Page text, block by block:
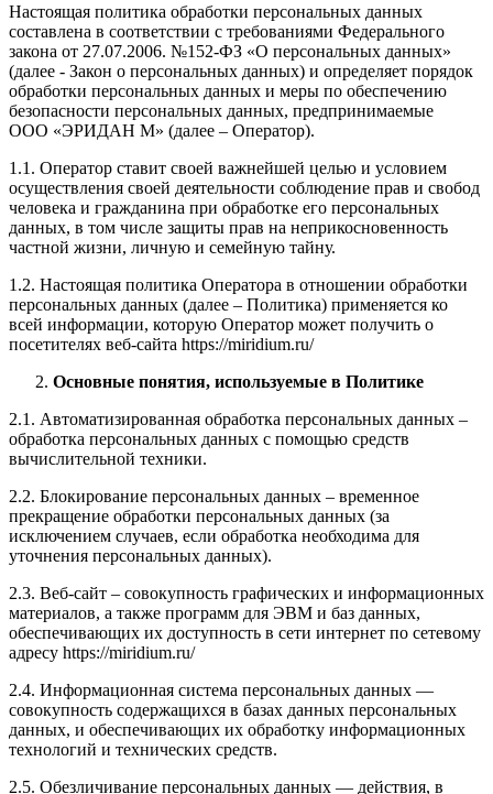
Настоящая политика обработки персональных данных
составлена в соответствии с требованиями Федерального
закона от 27.07.2006. №152-ФЗ «О персональных данных»
(далее - Закон о персональных данных) и определяет порядок
обработки персональных данных и меры по обеспечению
безопасности персональных данных, предпринимаемые
ООО «ЭРИДАН М» (далее – Оператор).
1.1. Оператор ставит своей важнейшей целью и условием
осуществления своей деятельности соблюдение прав и свобод
человека и гражданина при обработке его персональных
данных, в том числе защиты прав на неприкосновенность
частной жизни, личную и семейную тайну.
1.2. Настоящая политика Оператора в отношении обработки
персональных данных (далее – Политика) применяется ко
всей информации, которую Оператор может получить о
посетителях веб-сайта https://miridium.ru/
Основные понятия, используемые в Политике
2.1. Автоматизированная обработка персональных данных –
обработка персональных данных с помощью средств
вычислительной техники.
2.2. Блокирование персональных данных – временное
прекращение обработки персональных данных (за
исключением случаев, если обработка необходима для
уточнения персональных данных).
2.3. Веб-сайт – совокупность графических и информационных
материалов, а также программ для ЭВМ и баз данных,
обеспечивающих их доступность в сети интернет по сетевому
адресу https://miridium.ru/
2.4. Информационная система персональных данных —
совокупность содержащихся в базах данных персональных
данных, и обеспечивающих их обработку информационных
технологий и технических средств.
2.5. Обезличивание персональных данных — действия, в